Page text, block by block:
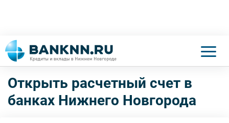
Открыть расчетный счет в
банках Нижнего Новгорода